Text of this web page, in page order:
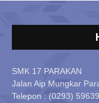
SMK 17 PARAKAN
Jalan Aip Mungkar
Telepon : (0293)